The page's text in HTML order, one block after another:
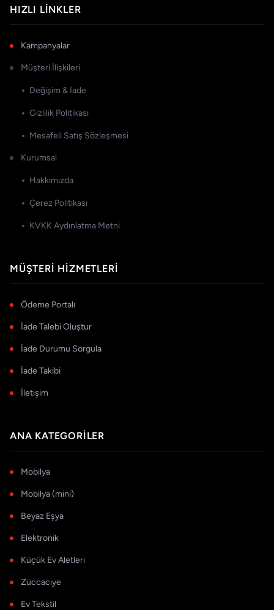
HIZLI LINKLER
Kampanyalar
Müşteri İlişkileri
Değişim & İade
Gizlilik Politikası
Mesafeli Satış Sözleşmesi
Kurumsal
Hakkımızda
Çerez Politikası
KVKK Aydınlatma Metni
MÜŞTERI HIZMETLERI
Ödeme Portalı
İade Talebi Oluştur
İade Durumu Sorgula
İade Takibi
İletişim
ANA KATEGORILER
Mobilya
Mobilya (mini)
Beyaz Eşya
Elektronik
Küçük Ev Aletleri
Züccaciye
Ev Tekstil